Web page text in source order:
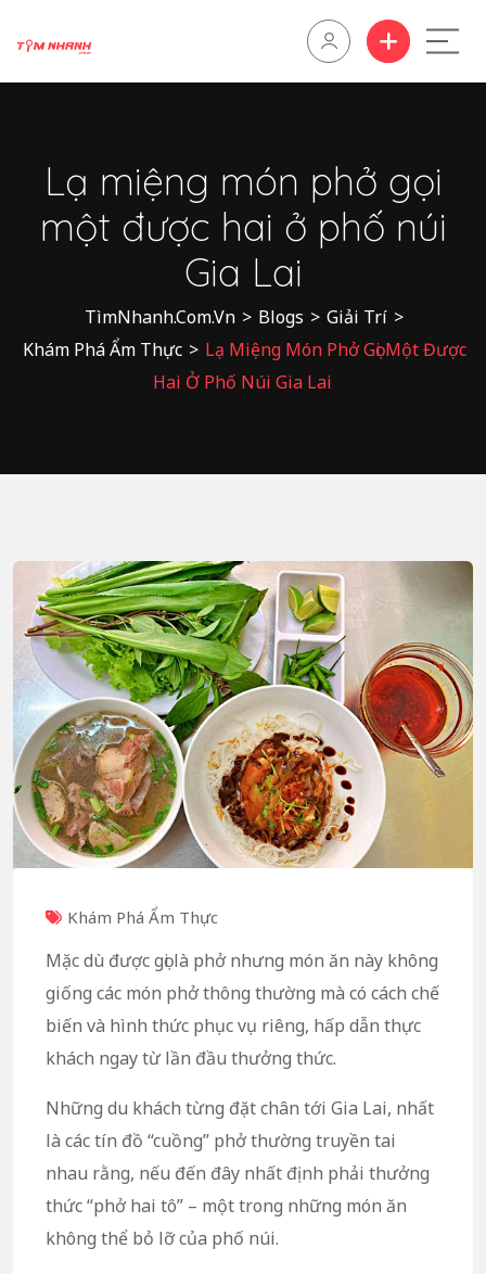
Lạ miệng món phở gọi
một được hai ở phố núi
Gia Lai
TìmNhanh.Com.Vn > Blogs > Giải Trí >
Khám Phá Ẩm Thực > Lạ Miệng Món Phở Gọi Một Được
Hai Ở Phố Núi Gia Lai
Khám Phá Ẩm Thực
Mặc dù được gọi là phở nhưng món ăn này không
giống các món phở thông thường mà có cách chế
biến và hình thức phục vụ riêng, hấp dẫn thực
khách ngay từ lần đầu thưởng thức.
Những du khách từng đặt chân tới Gia Lai, nhất
là các tín đồ “cuồng” phở thường truyền tai
nhau rằng, nếu đến đây nhất định phải thưởng
thức “phở hai tô” – một trong những món ăn
không thể bỏ lỡ của phố núi.